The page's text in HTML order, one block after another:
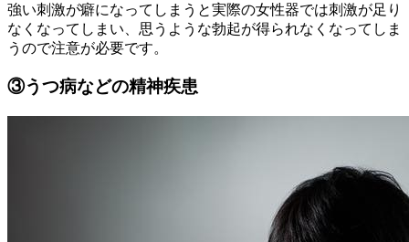
強い刺激が癖になってしまうと実際の女性器では刺激が足り
なくなってしまい、思うような勃起が得られなくなってしま
うので注意が必要です。
③うつ病などの精神疾患